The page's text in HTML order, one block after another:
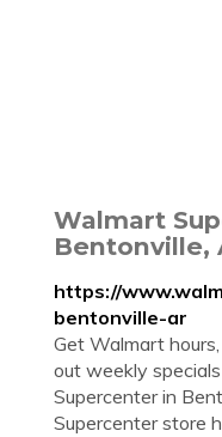
Walmart
Bentonville,
https://
bentonville-ar
Get Walmart
out weekly
Supercenter in
Supercenter store